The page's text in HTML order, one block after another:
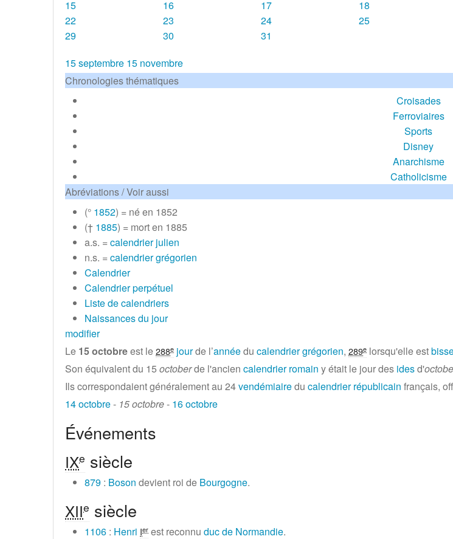
15
16 17 18
22
23 24 25
29
30
31
15 septembre 15 novembre
Chronologies thématiques
Croisades
Ferroviaires
Sports
Disney
Anarchisme
Catholicisme
Abréviations / Voir aussi
(° 1852) = né en 1852
(† 1885) = mort en 1885
a.s. =calendrier julien
n.s. =calendrier grégorien
Calendrier
Calendrier perpétuel
Liste de calendriers
Naissances du jour
modifier
Le 15 octobreest le288e jourde l’annéedu calendrier grégorien, 289e lorsqu'elle est
Son équivalent du 15 octoberde l'ancien calendrier romain y était le jour des idesd'
Ils correspondaient généralement au 24vendémiairedu calendrier républicain français,
14 octobre- 15 octobre- 16 octobre
Événements
IXe siècle
879 : Boson devient roi de Bourgogne.
XIIe siècle
1106 : Henri Ier est reconnu duc de Normandie.